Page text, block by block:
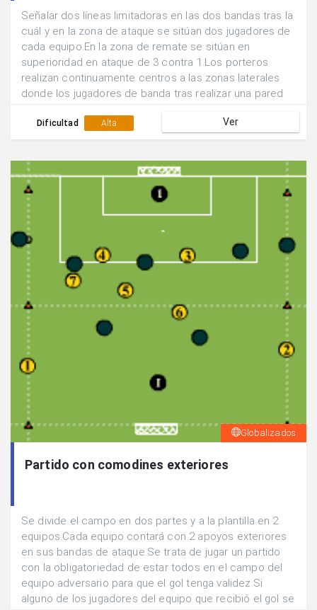
Señalar dos líneas limitadoras en las dos bandas tras la
cuál y en la zona de ataque se sitúan dos jugadores de
cada equipo.En la zona de remate se sitúan en
superioridad en ataque de 3 contra 1.Los porteros
realizan continuamente centros a las zonas laterales
donde los jugadores de banda tras realizar una pared
mayor nº de goles.
Dificultad Alta Ver
Globalizados
Partido con comodines exteriores
Se divide el campo en dos partes y a la plantilla en 2
equipos.Cada equipo contará con 2 apoyos exteriores
en sus bandas de ataque.Se trata de jugar un partido
con la obligatoriedad de estar todos en el campo del
equipo adversario para que el gol tenga validez.Si
alguno de los jugadores del equipo que recibió el gol se